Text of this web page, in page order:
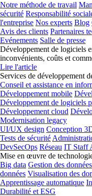
Notre méthode de travail
sécurité Responsabilité
l'entreprise Nos experts Blog
Avis des clients Partenaires
Evénements Salle de presse
Développement de logiciels
inconvénients, coûts et
Lire l'article
Services de développement
Conseil et assistance en
Développement mobile
Développement de logiciels
Développement cloud
Modernisation legacy
UI/UX design Conception
Tests de sécurité
DevSecOps Réseau IT Staff
Mise en œuvre de
Big data Gestion des données
données Visualisation des
Apprentissage automatique
Durabilité et ESG